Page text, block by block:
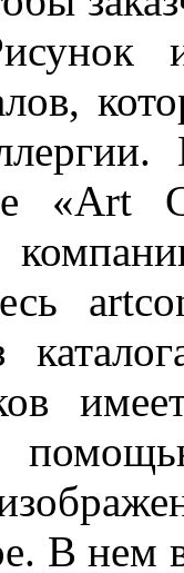
«Art
В нем